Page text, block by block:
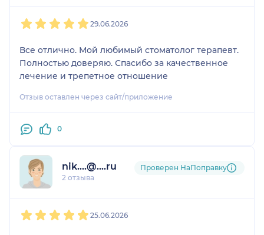
29.06.2026
Все отлично. Мой любимый стоматолог терапевт.
Полностью доверяю. Спасибо за качественное
лечение и трепетное отношение
Отзыв оставлен через сайт/приложение
0
nik....@....ru
2 отзыва
Проверен НаПоправку
25.06.2026